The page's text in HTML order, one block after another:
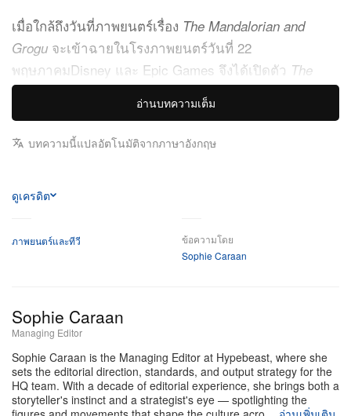
เมื่อใกล้ถึงวันที่ภาพยนตร์เรื่อง The Mandalorian and
Grogu จะเข้าฉายในโรงภาพยนตร์วันที่ 22
พฤษภาคมDisney และ Epic Games จึงได้เปิดตัว The
Mandalorian and Grogu Watch Party Island บน
,
เปิดพื้นที่ให้แฟน ๆ รวมตัวกันที่ Nevarro ตั้งแต่ตอนนี้ ชม
ตัวอย่างภาพยนตร์ความยาว 10 นาที และฟังข้อความจาก
Watch Party Island นี้ถูกพัฒนาขึ้นในระดับโปรดักชันเต็ม
ความร่วมมือของ Epic Games, Disney,
Fairview Portals — สตูดิโอเล่าเรื่องของ Jon Favreau เอง
and Groguมาร่วมออกแบบแผนที่โดยตรง ผลลัพธ์คือเมือง
Nevarro ที่ถูกถ่ายทอดด้วยงานภาพคมกริบระดับเดียวกับซี
รีส์ ทำหน้าที่ทั้งเป็นพื้นที่แฮงเอาต์โซเชียล และพื้นที่พรีวิว
แบบอินเทอร์แอ็กทีฟ ผู้เล่นสามารถทำเควสต์ พูดคุยกับ
อ่านบทความเต็ม
บทความนี้แปลอัตโนมัติจากภาษาอังกฤษ
ดูเครดิต
ภาพยนตร์และทีวี
ข้อความโดย
Sophie Caraan
Sophie Caraan
Managing Editor
Sophie Caraan is the Managing Editor at Hypebeast, where she
sets the editorial direction, standards, and output strategy for the
HQ team. With a decade of editorial experience, she brings both a
storyteller's instinct and a strategist's eye — spotlighting the